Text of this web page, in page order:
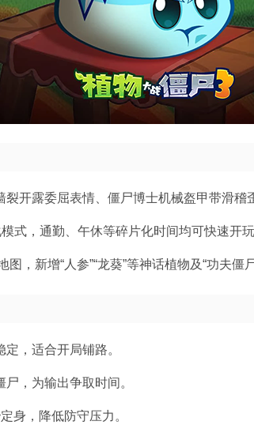
开露委屈表情、僵尸博士机械盔甲带滑稽
式，通勤、午休等碎片化时间均可快速开玩
图，新增“人参”“龙葵”等神话植物及“功夫僵尸
，适合开局铺路。
，为输出争取时间。
身，降低防守压力。